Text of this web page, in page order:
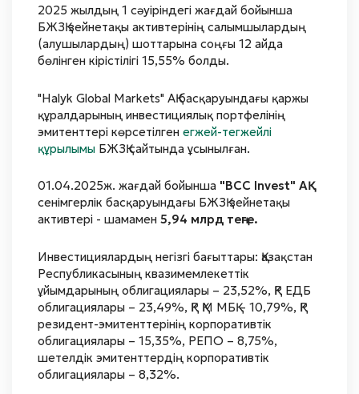
2025 жылдың 1 сәуіріндегі жағдай бойынша
БЖЗҚ зейнетақы активтерінің салымшылардың
(алушылардың) шоттарына соңғы 12 айда
бөлінген кірістілігі 15,55% болды.
"Halyk Global Markets" АҚ басқаруындағы қаржы
құралдарының инвестициялық портфелінің
эмитенттері көрсетілген егжей-тегжейлі
құрылымы БЖЗҚ сайтында ұсынылған.
01.04.2025ж. жағдай бойынша "BCC Invest" АҚ
сенімгерлік басқаруындағы БЖЗҚ зейнетақы
активтері - шамамен 5,94 млрд теңге.
Инвестициялардың негізгі бағыттары: Қазақстан
Республикасының квазимемлекеттік
ұйымдарының облигациялары – 23,52%, ҚР ЕДБ
облигациялары – 23,49%, ҚР ҚМ МБҚ – 10,79%, ҚР
резидент-эмитенттерінің корпоративтік
облигациялары – 15,35%, РЕПО – 8,75%,
шетелдік эмитенттердің корпоративтік
облигациялары – 8,32%.